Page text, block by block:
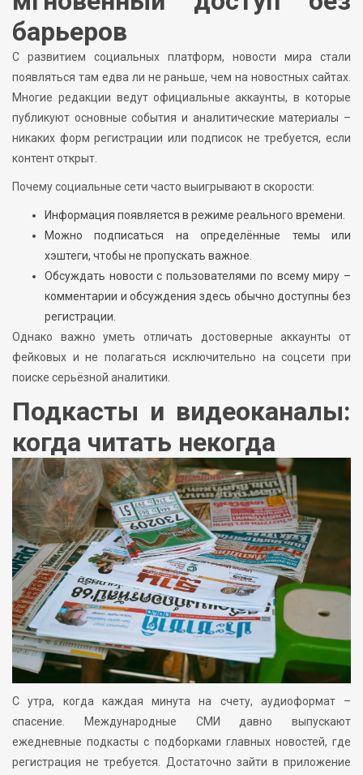
барьеров
С развитием социальных платформ, новости мира стали
появляться там едва ли не раньше, чем на новостных сайтах.
Многие редакции ведут официальные аккаунты, в которые
публикуют основные события и аналитические материалы –
никаких форм регистрации или подписок не требуется, если
контент открыт.
Почему социальные сети часто выигрывают в скорости:
Информация появляется в режиме реального времени.
Можно подписаться на определённые темы или
хэштеги, чтобы не пропускать важное.
Обсуждать новости с пользователями по всему миру –
комментарии и обсуждения здесь обычно доступны без
регистрации.
Однако важно уметь отличать достоверные аккаунты от
фейковых и не полагаться исключительно на соцсети при
поиске серьёзной аналитики.
Подкасты и видеоканалы:
когда читать некогда
С утра, когда каждая минута на счету, аудиоформат –
спасение. Международные СМИ давно выпускают
ежедневные подкасты с подборками главных новостей, где
регистрация не требуется. Достаточно зайти в приложение